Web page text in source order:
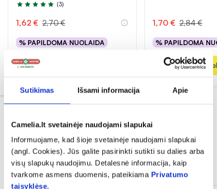
Sutikimas Išsami informacija Apie
Camelia.lt svetainėje naudojami slapukai
Informuojame, kad šioje svetainėje naudojami slapukai
(angl. Cookies). Jūs galite pasirinkti sutikti su dalies arba
visų slapukų naudojimu. Detalesnė informacija, kaip
tvarkome asmens duomenis, pateikiama Privatumo
taisyklėse.
Įvertinimas 5.0 iš 5
(3)
1,62 € 2,70 €
% PAPILDOMA NUOLAIDA
1,70 € 2,84 €
% PAPILDOMA
Į
Dažnai perkama kartu